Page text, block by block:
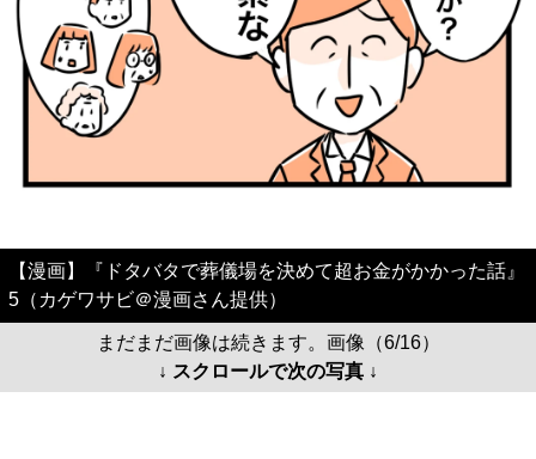
【漫画】『ドタバタで葬儀場を決めて超お金がかかった話』
5（カゲワサビ＠漫画さん提供）
↓ スクロールで次の写真 ↓